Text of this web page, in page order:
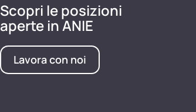
Scopri le posizioni
aperte in ANIE
Lavora con noi